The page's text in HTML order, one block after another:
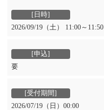
2026/09/19（土） 11:00～11:50
要
2026/07/19（日）00:00